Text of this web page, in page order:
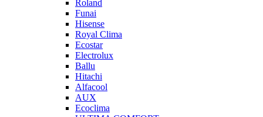
Roland
Funai
Hisense
Royal Clima
Ecostar
Electrolux
Ballu
Hitachi
Alfacool
AUX
Ecoclima